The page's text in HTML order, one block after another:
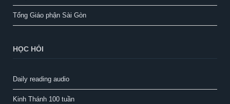
Tổng Giáo phận Sài Gòn
HỌC HỎI
Daily reading audio
Kinh Thánh 100 tuần